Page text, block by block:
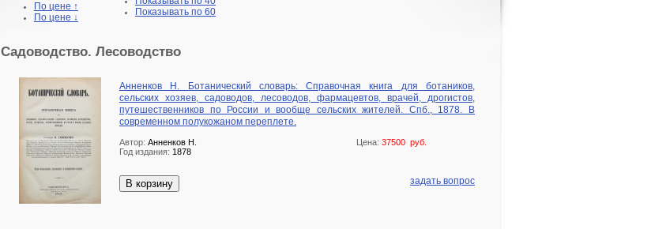
По цене ↑
По цене ↓
Показывать по 60
Садоводство. Лесоводство
Анненков Н. Ботанический словарь: Справочная книга для ботаников,
сельских хозяев, садоводов, лесоводов, фармацевтов, врачей, дрогистов,
путешественников по России и вообще сельских жителей. Спб., 1878. В
современном полукожаном переплете.
Цена: 37500 руб.
Автор: Анненков Н.
Год издания: 1878
В корзину задать вопрос